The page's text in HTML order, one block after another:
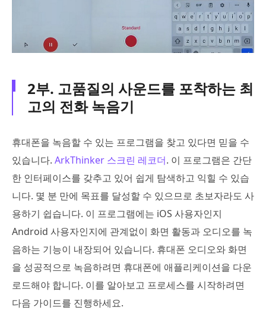
2부. 고품질의 사운드를 포착하는 최
고의 전화 녹음기
휴대폰을 녹음할 수 있는 프로그램을 찾고 있다면 믿을 수
있습니다. ArkThinker 스크린 레코더. 이 프로그램은 간단
한 인터페이스를 갖추고 있어 쉽게 탐색하고 익힐 수 있습
니다. 몇 분 만에 목표를 달성할 수 있으므로 초보자라도 사
용하기 쉽습니다. 이 프로그램에는 iOS 사용자인지
Android 사용자인지에 관계없이 화면 활동과 오디오를 녹
음하는 기능이 내장되어 있습니다. 휴대폰 오디오와 화면
을 성공적으로 녹음하려면 휴대폰에 애플리케이션을 다운
로드해야 합니다. 이를 알아보고 프로세스를 시작하려면
다음 가이드를 진행하세요.